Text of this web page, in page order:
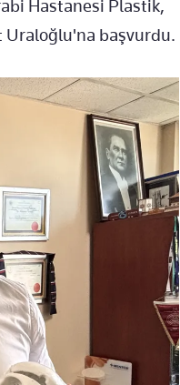
Hastanesi Plastik,
Uraloğlu'na başvurdu.